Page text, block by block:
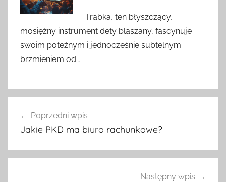
Trąbka, ten błyszczący,
mosiężny instrument dęty blaszany, fascynuje
swoim potężnym i jednocześnie subtelnym
brzmieniem od…
wpisu
Poprzedni wpis
Jakie PKD ma biuro rachunkowe?
Następny wpis